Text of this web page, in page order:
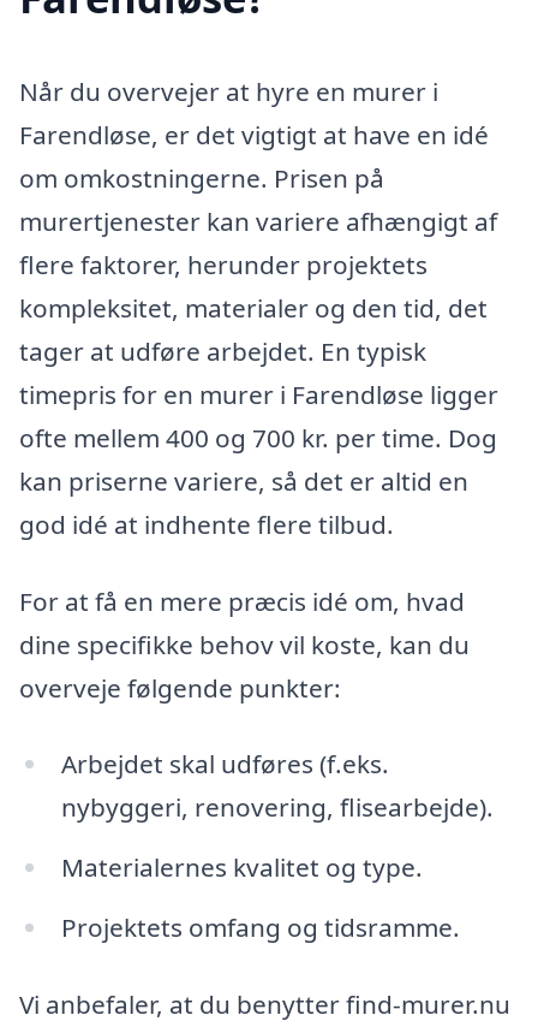
Når du overvejer at hyre en murer i
Farendløse, er det vigtigt at have en idé
om omkostningerne. Prisen på
murertjenester kan variere afhængigt af
flere faktorer, herunder projektets
kompleksitet, materialer og den tid, det
tager at udføre arbejdet. En typisk
timepris for en murer i Farendløse ligger
ofte mellem 400 og 700 kr. per time. Dog
kan priserne variere, så det er altid en
god idé at indhente flere tilbud.
For at få en mere præcis idé om, hvad
dine specifikke behov vil koste, kan du
overveje følgende punkter:
Arbejdet skal udføres (f.eks.
nybyggeri, renovering, flisearbejde).
Materialernes kvalitet og type.
Projektets omfang og tidsramme.
Vi anbefaler, at du benytter find-murer.nu